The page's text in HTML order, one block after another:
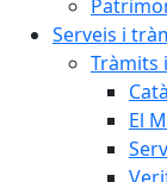
Serveis i
Tràmits
El